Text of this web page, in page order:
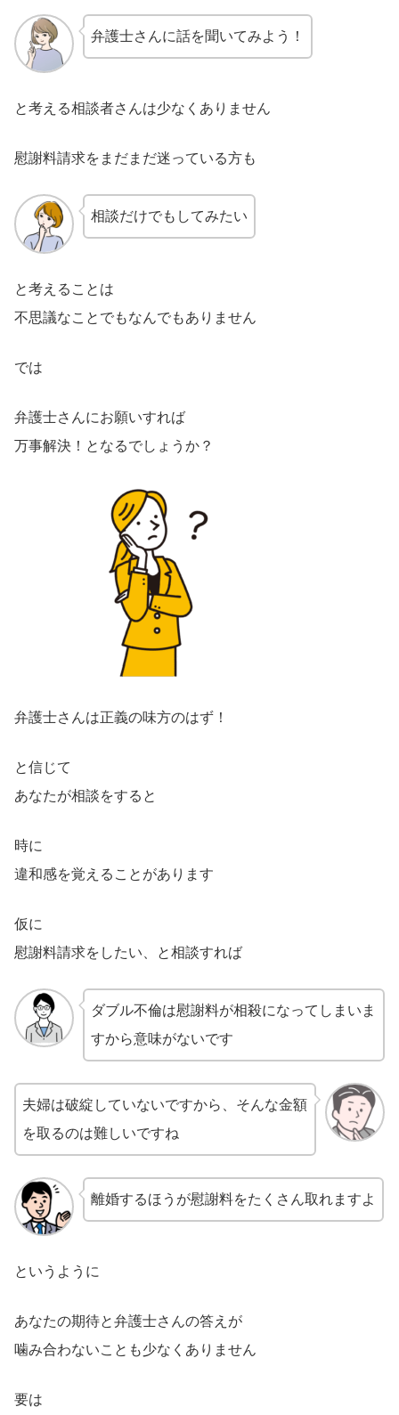
弁護士さんに話を聞いてみよう！
と考える相談者さんは少なくありません
慰謝料請求をまだまだ迷っている方も
相談だけでもしてみたい
と考えることは
不思議なことでもなんでもありません
では
弁護士さんにお願いすれば
万事解決！となるでしょうか？
弁護士さんは正義の味方のはず！
と信じて
あなたが相談をすると
時に
違和感を覚えることがあります
仮に
慰謝料請求をしたい、と相談すれば
ダブル不倫は慰謝料が相殺になってしまいま
すから意味がないです
夫婦は破綻していないですから、そんな金額
を取るのは難しいですね
離婚するほうが慰謝料をたくさん取れますよ
というように
あなたの期待と弁護士さんの答えが
噛み合わないことも少なくありません
要は